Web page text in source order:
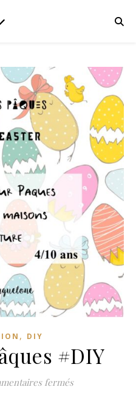
, DIY
#DIY
ferméssur Décos de